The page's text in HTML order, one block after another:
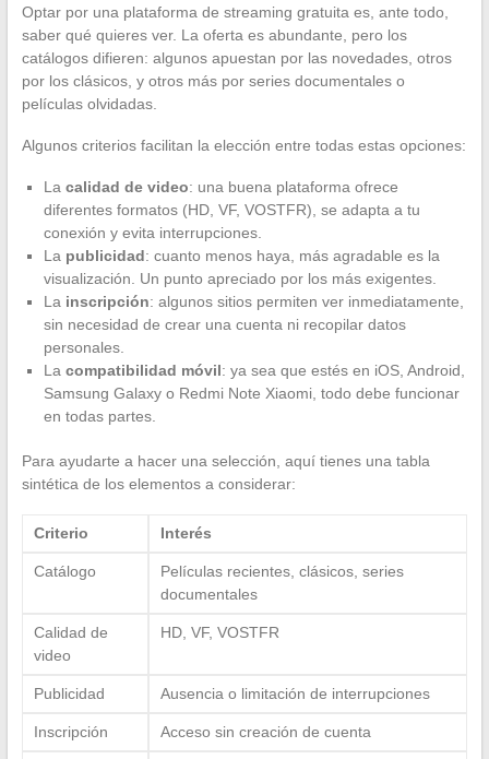
Optar por una plataforma de streaming gratuita es, ante todo,
saber qué quieres ver. La oferta es abundante, pero los
catálogos difieren: algunos apuestan por las novedades, otros
por los clásicos, y otros más por series documentales o
películas olvidadas.
Algunos criterios facilitan la elección entre todas estas opciones:
La calidad de video: una buena plataforma ofrece
diferentes formatos (HD, VF, VOSTFR), se adapta a tu
conexión y evita interrupciones.
La publicidad: cuanto menos haya, más agradable es la
visualización. Un punto apreciado por los más exigentes.
La inscripción: algunos sitios permiten ver inmediatamente,
sin necesidad de crear una cuenta ni recopilar datos
personales.
La compatibilidad móvil: ya sea que estés en iOS, Android,
Samsung Galaxy o Redmi Note Xiaomi, todo debe funcionar
en todas partes.
Para ayudarte a hacer una selección, aquí tienes una tabla
sintética de los elementos a considerar:
Criterio Interés
Catálogo
Películas recientes, clásicos, series
documentales
Calidad de
video
HD, VF, VOSTFR
Publicidad Ausencia o limitación de interrupciones
Inscripción Acceso sin creación de cuenta